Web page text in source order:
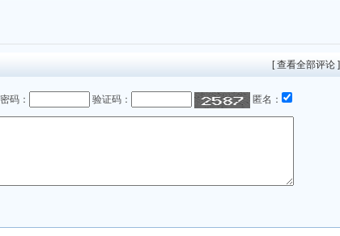
[ 查看全部评论 ]
码： 验证码： 匿名：